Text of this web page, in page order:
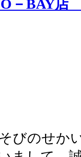
－BAY
びのせか